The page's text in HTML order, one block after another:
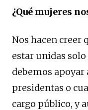
¿Qué mujeres
Nos hacen creer
estar unidas
debemos apoyar
presidentas o
cargo público, y